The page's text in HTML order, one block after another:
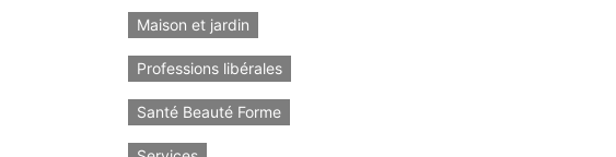
Maison et jardin
Professions libérales
Santé Beauté Forme